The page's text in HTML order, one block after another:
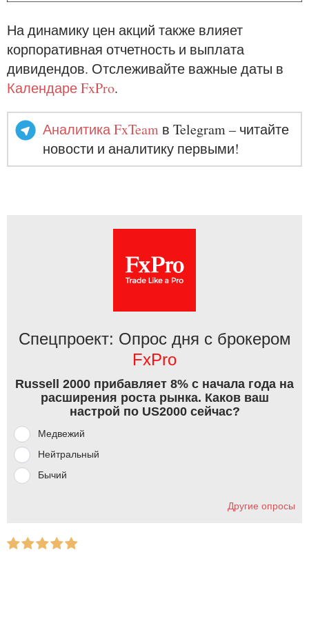
На динамику цен акций также влияет
корпоративная отчетность и выплата
дивидендов. Отслеживайте важные даты в
Календаре FxPro.
Аналитика FxTeam в Telegram – читайте
новости и аналитику первыми!
Спецпроект: Опрос дня с брокером
FxPro
Russell 2000 прибавляет 8% с начала года на
расширения роста рынка. Каков ваш
настрой по US2000 сейчас?
Медвежий
Нейтральный
Бычий
Другие опросы